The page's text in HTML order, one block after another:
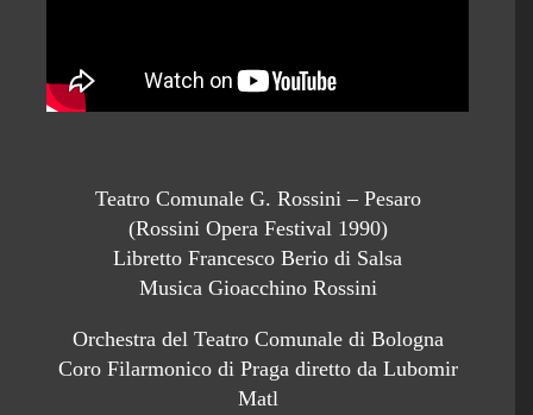
Teatro Comunale G. Rossini – Pesaro
(Rossini Opera Festival 1990)
Libretto Francesco Berio di Salsa
Musica Gioacchino Rossini
Orchestra del Teatro Comunale di Bologna
Coro Filarmonico di Praga diretto da Lubomir
Matl